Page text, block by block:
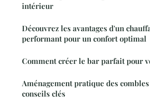
intérieur
Découvrez les avantages d'un
performant pour un confort optimal
Comment créer le bar parfait pour
Aménagement pratique des combles
conseils clés